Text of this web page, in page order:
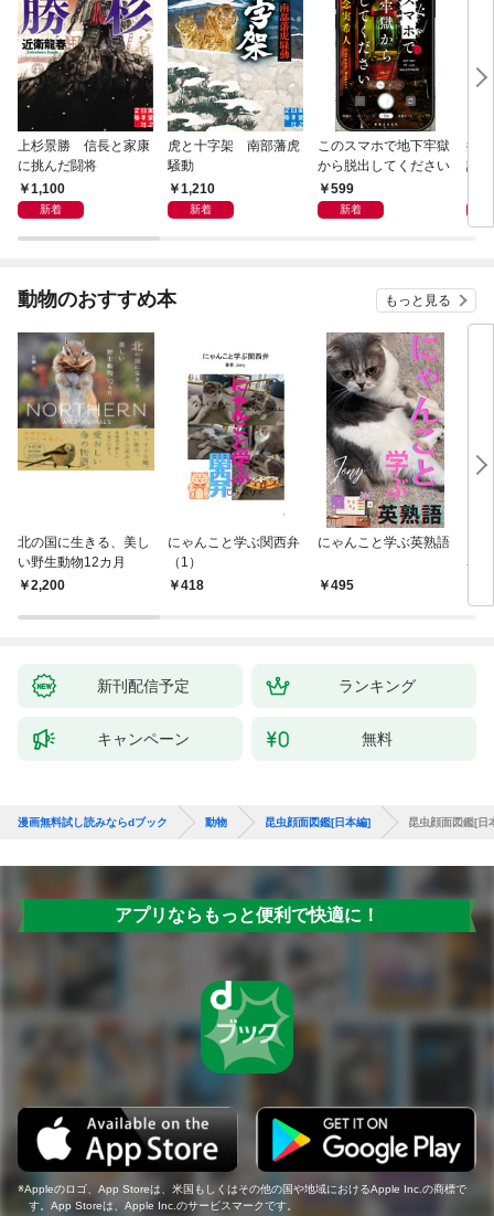
上杉景勝 信長と家康
に挑んだ闘将
1,100
新着
虎と十字架 南部藩虎
騒動
1,210
新着
このスマホで地下牢獄
から脱出してください
599
新着
探
課
動物のおすすめ本 もっと見る
北の国に生きる、美し
い野生動物12カ月
2,200
にゃんこと学ぶ関西弁
（1）
418
にゃんこと学ぶ英熟語
495
名
新刊配信予定 ランキング
キャンペーン 無料
漫画無料試し読みならdブック 動物 昆虫顔面図鑑[日本編] 昆虫顔面図鑑[
アプリならもっと便利で快適に！
Appleのロゴ、App Storeは、米国もしくはその他の国や地域におけるApple Inc.の商標で
す。App Storeは、Apple Inc.のサービスマークです。